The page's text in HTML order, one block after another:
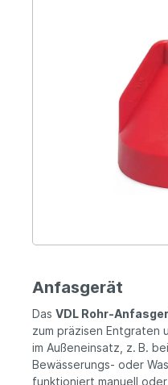
Anfasgerät
Das VDL
zum präzisen Entgraten
im Außeneinsatz, z. B.
Bewässerungs- oder
funktioniert manuell